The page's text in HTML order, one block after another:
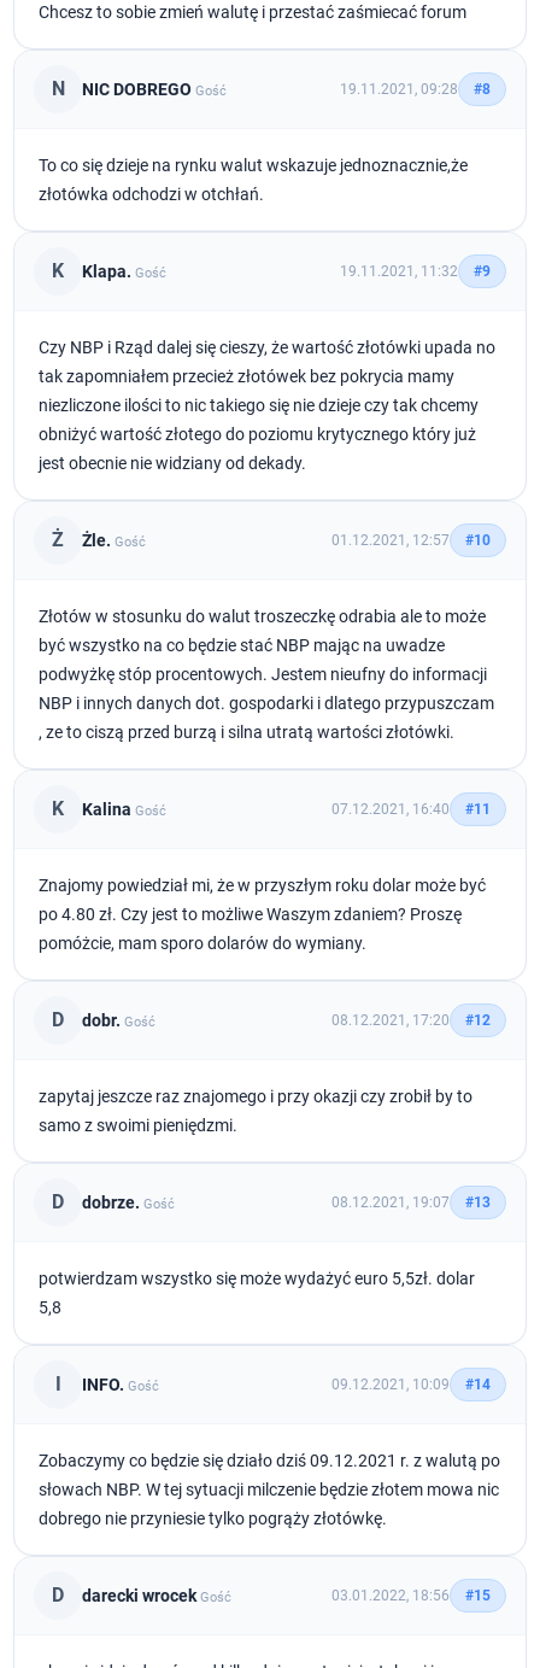
Chcesz to sobie zmień walutę i przestać zaśmiecać forum
N NIC DOBREGO Gość 19.11.2021, 09:28 #8
To co się dzieje na rynku walut wskazuje jednoznacznie,że
złotówka odchodzi w otchłań.
K Klapa. Gość 19.11.2021, 11:32 #9
Czy NBP i Rząd dalej się cieszy, że wartość złotówki upada no
tak zapomniałem przecież złotówek bez pokrycia mamy
niezliczone ilości to nic takiego się nie dzieje czy tak chcemy
obniżyć wartość złotego do poziomu krytycznego który już
jest obecnie nie widziany od dekady.
Ż Żle. Gość 01.12.2021, 12:57 #10
Złotów w stosunku do walut troszeczkę odrabia ale to może
być wszystko na co będzie stać NBP mając na uwadze
podwyżkę stóp procentowych. Jestem nieufny do informacji
NBP i innych danych dot. gospodarki i dlatego przypuszczam
, ze to ciszą przed burzą i silna utratą wartości złotówki.
K Kalina Gość 07.12.2021, 16:40 #11
Znajomy powiedział mi, że w przyszłym roku dolar może być
po 4.80 zł. Czy jest to możliwe Waszym zdaniem? Proszę
pomóżcie, mam sporo dolarów do wymiany.
D dobr. Gość 08.12.2021, 17:20 #12
zapytaj jeszcze raz znajomego i przy okazji czy zrobił by to
samo z swoimi pieniędzmi.
D dobrze. Gość 08.12.2021, 19:07 #13
potwierdzam wszystko się może wydażyć euro 5,5zł. dolar
5,8
I INFO. Gość 09.12.2021, 10:09 #14
Zobaczymy co będzie się działo dziś 09.12.2021 r. z walutą po
słowach NBP. W tej sytuacji milczenie będzie złotem mowa nic
dobrego nie przyniesie tylko pogrąży złotówkę.
D darecki wrocek Gość 03.01.2022, 18:56 #15